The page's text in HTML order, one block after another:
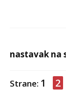
nastavak na
Strane: 1 2